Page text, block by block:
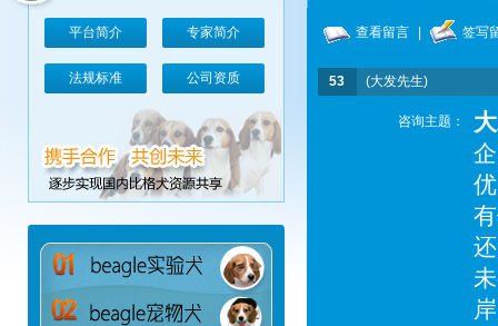
平台简介 专家简介
法规标准 公司资质
查看留言 签写
53 (大发先生)
咨询主题：